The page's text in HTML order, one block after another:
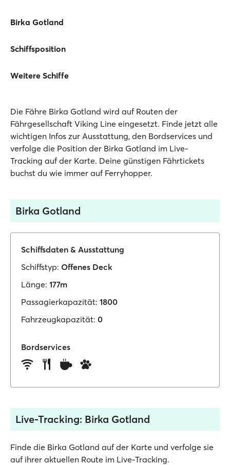
Birka Gotland
Schiffsposition
Weitere Schiffe
Die Fähre Birka Gotland wird auf Routen der
Fährgesellschaft Viking Line eingesetzt. Finde jetzt alle
wichtigen Infos zur Ausstattung, den Bordservices und
verfolge die Position der Birka Gotland im Live-
Tracking auf der Karte. Deine günstigen Fährtickets
buchst du wie immer auf Ferryhopper.
Birka Gotland
Schiffsdaten & Ausstattung
Schiffstyp: Offenes Deck
Länge: 177m
Passagierkapazität: 1800
Fahrzeugkapazität: 0
Bordservices
Live-Tracking: Birka Gotland
Finde die Birka Gotland auf der Karte und verfolge sie
auf ihrer aktuellen Route im Live-Tracking.